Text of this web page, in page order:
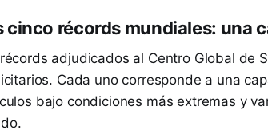
cinco récords mundiales: una
adjudicados al Centro Global de
Cada uno corresponde a una
bajo condiciones más extremas y